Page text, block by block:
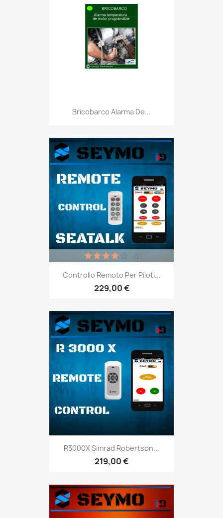
Bricobarco Alarma De...
Controllo Remoto Per Piloti...
229,00 €
(2)
R3000X Simrad Robertson...
219,00 €